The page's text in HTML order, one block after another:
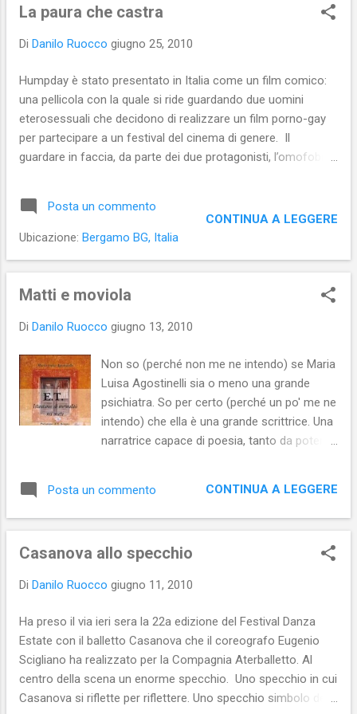
La paura che castra
Di Danilo Ruocco giugno 25, 2010
Humpday è stato presentato in Italia come un film comico:
una pellicola con la quale si ride guardando due uomini
eterosessuali che decidono di realizzare un film porno-gay
per partecipare a un festival del cinema di genere. Il
guardare in faccia, da parte dei due protagonisti, l’omofobia,
Humpday è un film che ispira tanta tenerezza. I due
protagonisti, vinti dalle loro paure, non suscitano, infatti, né
ilarità, né compassione, bensì, appunto, tenerezza. Si prova,
che hanno talmente tanta paura dell’atto omosessuale da
restare bloccati in una eterosessualità che non pare gioiosa,
dichiari di essere felicemente sposato. Di fronte a loro
due amici di lunga data si bloccano e cercano
disperatamente ogni scusa per non proseguir...
Posta un commento
Ubicazione: Bergamo BG, Italia
CONTINUA A LEGGERE
Matti e moviola
Di Danilo Ruocco giugno 13, 2010
Non so (perché non me ne intendo) se Maria
Luisa Agostinelli sia o meno una grande
psichiatra. So per certo (perché un po' me ne
intendo) che ella è una grande scrittrice. Una
narratrice capace di poesia, tanto da poter
parole per comporre immagini e dare loro
movimento. Immagini, le sue, piene di vita.
normalmente o che, invece, moviola alla
manda avanti veloce per far comprendere ai
che la Agostinelli-psichiatra ha in cura, sia
nella stessa dottoressa (spesso dubbiosa o
perplessa). Anche nel suo secondo libro, E.T.
Istantanee di normalità nei matti , la
Posta un commento CONTINUA A LEGGERE
Casanova allo specchio
Di Danilo Ruocco giugno 11, 2010
Ha preso il via ieri sera la 22a edizione del Festival Danza
Estate con il balletto Casanova che il coreografo Eugenio
Scigliano ha realizzato per la Compagnia Aterballetto. Al
centro della scena un enorme specchio. Uno specchio in cui
Casanova si riflette per riflettere. Uno specchio simbolo della